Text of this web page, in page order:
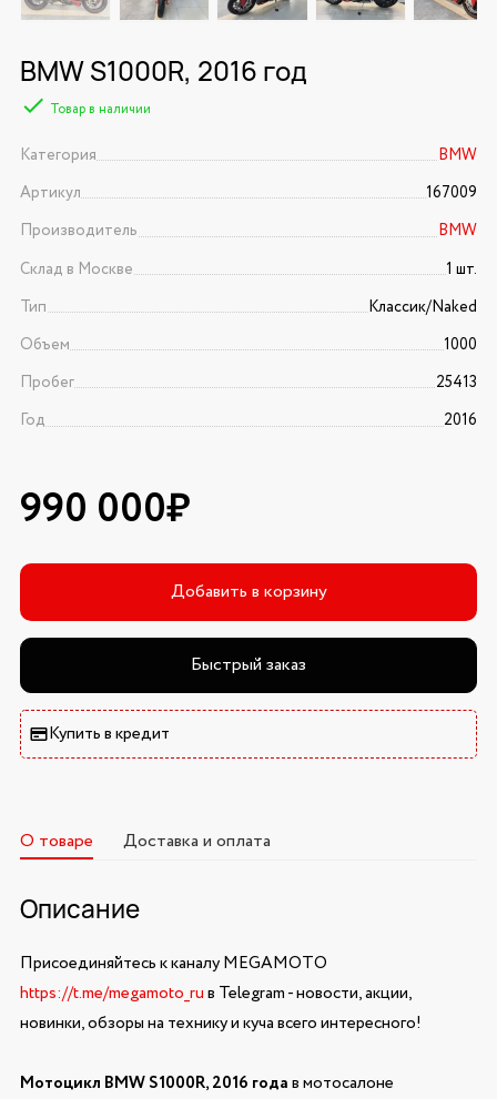
BMW S1000R, 2016 год
Товар в наличии
Категория
BMW
Артикул
167009
Производитель
BMW
Склад в Москве
1 шт.
Тип
Классик/Naked
Объем
1000
Пробег
25413
Год
2016
990 000₽
Добавить в корзину
Быстрый заказ
Купить в кредит
О товаре Доставка и оплата
Описание
Присоединяйтесь к каналу MEGAMOTO
https://t.me/megamoto_ruв Telegram - новости, акции,
новинки, обзоры на технику и куча всего интересного!
Мотоцикл BMW S1000R, 2016 годав мотосалоне